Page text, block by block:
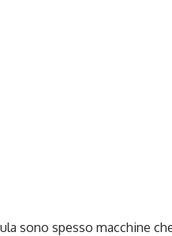
sono spesso macchine